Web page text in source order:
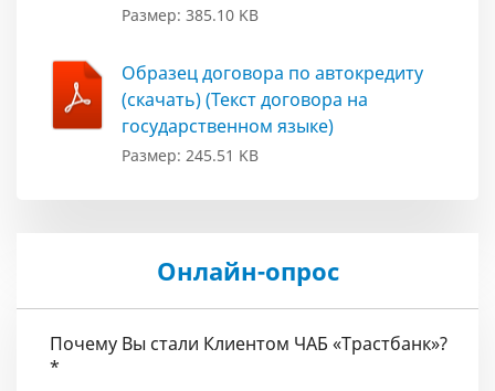
Размер: 385.10 KB
Образец договора по автокредиту
(скачать) (Текст договора на
государственном языке)
Размер: 245.51 KB
Онлайн-опрос
Почему Вы стали Клиентом ЧАБ «Трастбанк»?
*